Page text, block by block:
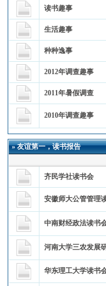
读书趣事
生活趣事
种种逸事
2012年调查趣事
2011年暑假调查
2010年调查趣事
»友谊第一，读书报告
齐民学社读书会
安徽师大公管管理
中南财经政法读书
河南大学三农发展
华东理工大学读书